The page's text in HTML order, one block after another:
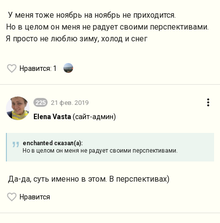
У меня тоже ноябрь на ноябрь не приходится.
Но в целом он меня не радует своими перспективами.
Я просто не люблю зиму, холод и снег
Нравится: 1
225 21 фев. 2019
Elena Vasta (сайт-админ)
enchanted сказал(а):
Но в целом он меня не радует своими перспективами.
Да-да, суть именно в этом. В перспективах)
Нравится